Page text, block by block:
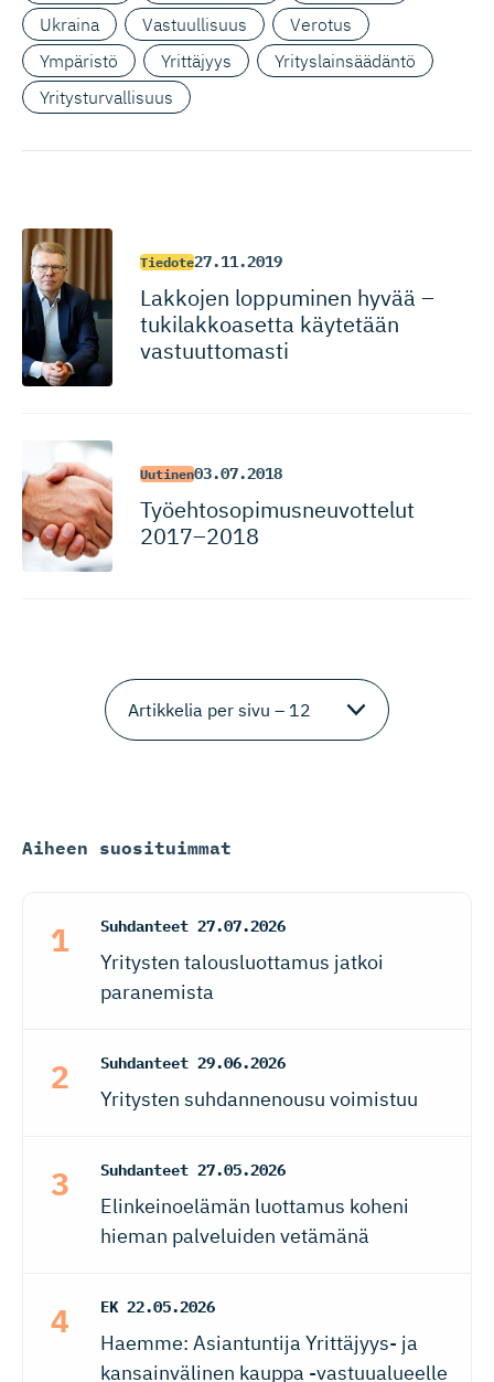
Ukraina
Vastuullisuus
Verotus
Ympäristö
Yrittäjyys
Yrityslainsäädäntö
Yritysturvallisuus
Tiedote27.11.2019
Lakkojen loppuminen hyvää –
tukilakkoasetta käytetään
vastuuttomasti
Uutinen03.07.2018
Työehtoso­pi­mus­neu­vottelut
2017–2018
Aiheen suosituimmat
Suhdanteet 27.07.2026
Yritysten talousluottamus jatkoi
paranemista
Suhdanteet 29.06.2026
Yritysten suhdannenousu voimistuu
Suhdanteet 27.05.2026
Elinkeinoelämän luottamus koheni
hieman palveluiden vetämänä
EK 22.05.2026
Haemme: Asiantuntija Yrittäjyys- ja
kansainvälinen kauppa -vastuualueelle